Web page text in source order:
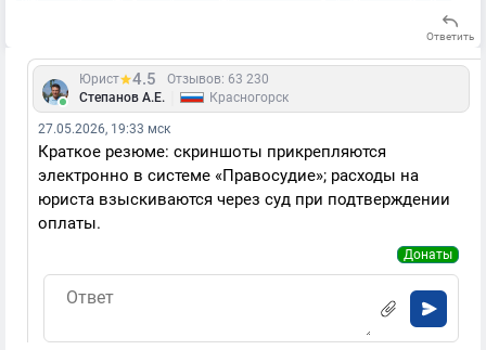
Ответить
Юрист 4.5
Отзывов: 63 230
Степанов А.Е.
Красногорск
27.05.2026, 19:33 мск
Краткое резюме: скриншоты прикрепляются
электронно в системе «Правосудие»; расходы на
юриста взыскиваются через суд при подтверждении
оплаты.
Донаты